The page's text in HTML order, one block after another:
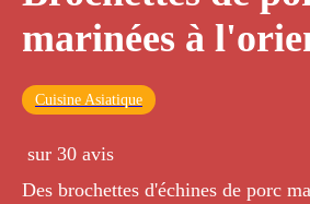
marinées à
Cuisine Asiatique
sur 30 avis
Des brochettes d'échines de porc